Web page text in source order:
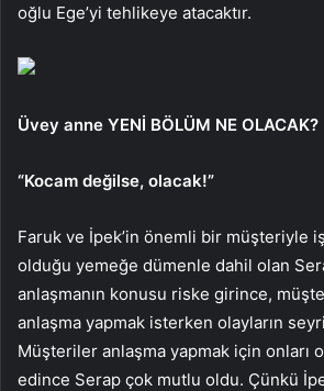
oğlu Ege’yi tehlikeye atacaktır.
Üvey anne YENİ BÖLÜM NE OLACAK?
“Kocam değilse, olacak!”
Faruk ve İpek’in önemli bir müşteriyle
olduğu yemeğe dümenle dahil olan
anlaşmanın konusu riske girince,
anlaşma yapmak isterken olayların
Müşteriler anlaşma yapmak için onları
edince Serap çok mutlu oldu. Çünkü